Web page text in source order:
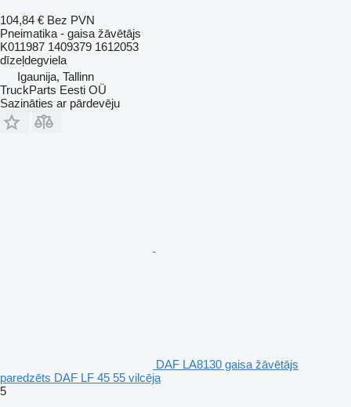
104,84 € Bez PVN
Pneimatika - gaisa žāvētājs
K011987 1409379 1612053
dīzeļdegviela
Igaunija, Tallinn
TruckParts Eesti OÜ
Sazināties ar pārdevēju
DAF LA8130 gaisa žāvētājs
paredzēts DAF LF 45 55 vilcēja
5